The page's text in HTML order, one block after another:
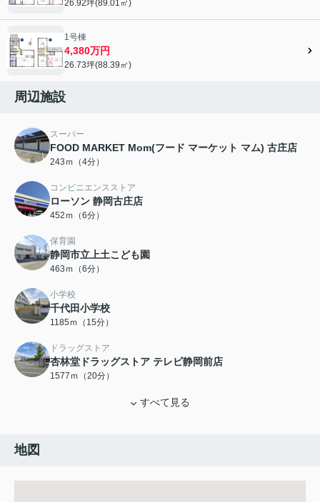
26.92坪(89.01㎡)
1号棟
4,380万円
26.73坪(88.39㎡)
周辺施設
スーパー
FOOD MARKET Mom(フード マーケット マム) 古庄店
243ｍ（4分）
コンビニエンスストア
ローソン 静岡古庄店
452ｍ（6分）
保育園
静岡市立上土こども園
463ｍ（6分）
小学校
千代田小学校
1185ｍ（15分）
ドラッグストア
杏林堂ドラッグストア テレビ静岡前店
1577ｍ（20分）
すべて見る
地図